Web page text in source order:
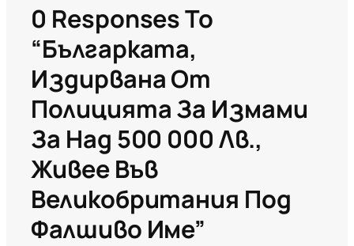
0 Responses To
“Българката,
Издирвана От
Полицията За Измами
За Над 500 000 Лв.,
Живее Във
Великобритания Под
Фалшиво Име”